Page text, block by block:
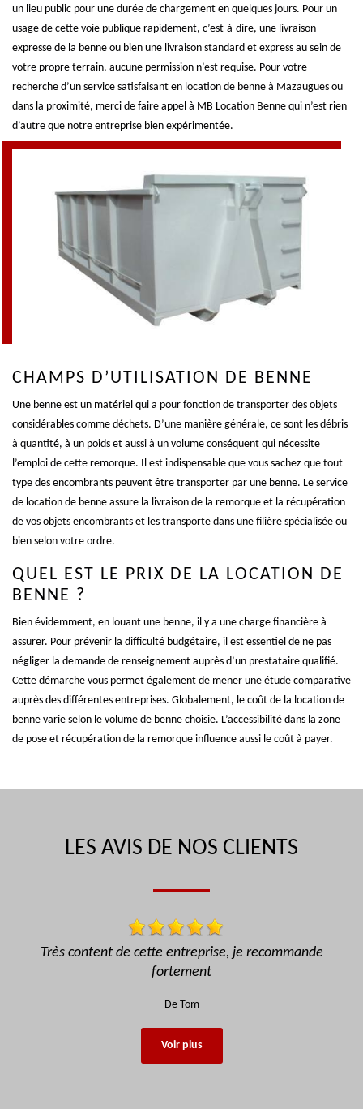
un lieu public pour une durée de chargement en quelques jours. Pour un
usage de cette voie publique rapidement, c’est-à-dire, une livraison
expresse de la benne ou bien une livraison standard et express au sein de
votre propre terrain, aucune permission n’est requise. Pour votre
recherche d’un service satisfaisant en location de benne à Mazaugues ou
dans la proximité, merci de faire appel à MB Location Benne qui n’est rien
d’autre que notre entreprise bien expérimentée.
CHAMPS D’UTILISATION DE BENNE
Une benne est un matériel qui a pour fonction de transporter des objets
considérables comme déchets. D’une manière générale, ce sont les débris
à quantité, à un poids et aussi à un volume conséquent qui nécessite
l’emploi de cette remorque. Il est indispensable que vous sachez que tout
type des encombrants peuvent être transporter par une benne. Le service
de location de benne assure la livraison de la remorque et la récupération
de vos objets encombrants et les transporte dans une filière spécialisée ou
bien selon votre ordre.
QUEL EST LE PRIX DE LA LOCATION DE
BENNE ?
Bien évidemment, en louant une benne, il y a une charge financière à
assurer. Pour prévenir la difficulté budgétaire, il est essentiel de ne pas
négliger la demande de renseignement auprès d’un prestataire qualifié.
Cette démarche vous permet également de mener une étude comparative
auprès des différentes entreprises. Globalement, le coût de la location de
benne varie selon le volume de benne choisie. L’accessibilité dans la zone
de pose et récupération de la remorque influence aussi le coût à payer.
LES AVIS DE NOS CLIENTS
Efficace je recommande !!
Voir plus